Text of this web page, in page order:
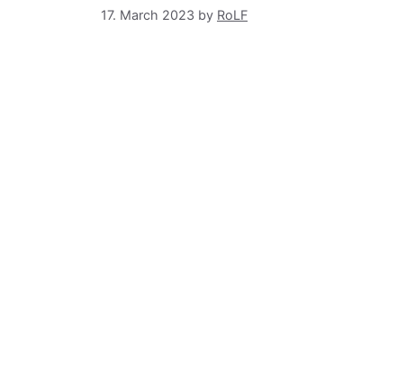
17. March 2023 by RoLF